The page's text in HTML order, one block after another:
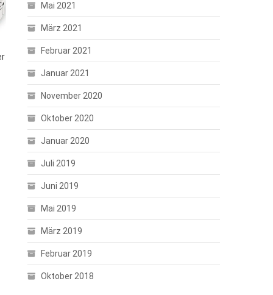
Mai 2021
März 2021
Februar 2021
Januar 2021
November 2020
Oktober 2020
Januar 2020
Juli 2019
Juni 2019
Mai 2019
März 2019
Februar 2019
Oktober 2018